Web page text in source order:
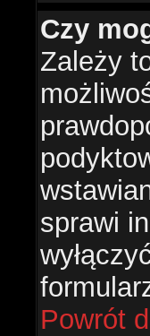
Czy
Zależy
sprawi
Powrót